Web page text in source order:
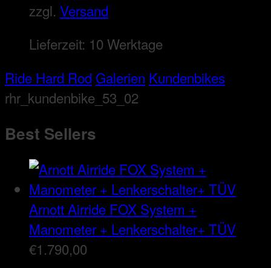
zzgl. Versand
Lieferzeit: 10 Werktage
Ride Hard Rod Galerien Kundenbikes
rhr_kundenbike_53_02
Best Sellers
Arnott Airride FOX System +
Manometer + Lenkerschalter+ TÜV
€1.790,00